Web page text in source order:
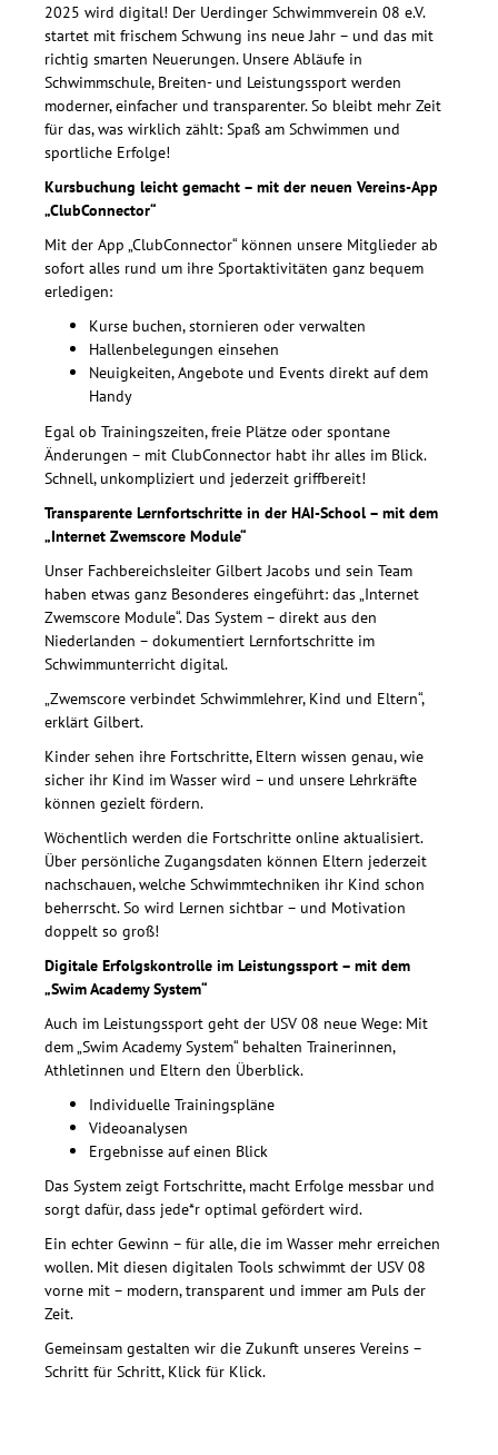
2025 wird digital! Der Uerdinger Schwimmverein 08 e.V.
startet mit frischem Schwung ins neue Jahr – und das mit
richtig smarten Neuerungen. Unsere Abläufe in
Schwimmschule, Breiten- und Leistungssport werden
moderner, einfacher und transparenter. So bleibt mehr Zeit
für das, was wirklich zählt: Spaß am Schwimmen und
sportliche Erfolge!
Kursbuchung leicht gemacht – mit der neuen Vereins-App
„ClubConnector“
Mit der App „ClubConnector“ können unsere Mitglieder ab
sofort alles rund um ihre Sportaktivitäten ganz bequem
erledigen:
Kurse buchen, stornieren oder verwalten
Hallenbelegungen einsehen
Neuigkeiten, Angebote und Events direkt auf dem
Handy
Egal ob Trainingszeiten, freie Plätze oder spontane
Änderungen – mit ClubConnector habt ihr alles im Blick.
Schnell, unkompliziert und jederzeit griffbereit!
Transparente Lernfortschritte in der HAI-School – mit dem
„Internet Zwemscore Module“
Unser Fachbereichsleiter Gilbert Jacobs und sein Team
haben etwas ganz Besonderes eingeführt: das „Internet
Zwemscore Module“. Das System – direkt aus den
Niederlanden – dokumentiert Lernfortschritte im
Schwimmunterricht digital.
„Zwemscore verbindet Schwimmlehrer, Kind und Eltern“,
erklärt Gilbert.
Kinder sehen ihre Fortschritte, Eltern wissen genau, wie
sicher ihr Kind im Wasser wird – und unsere Lehrkräfte
können gezielt fördern.
Wöchentlich werden die Fortschritte online aktualisiert.
Über persönliche Zugangsdaten können Eltern jederzeit
nachschauen, welche Schwimmtechniken ihr Kind schon
beherrscht. So wird Lernen sichtbar – und Motivation
doppelt so groß!
Digitale Erfolgskontrolle im Leistungssport – mit dem
„Swim Academy System“
Auch im Leistungssport geht der USV 08 neue Wege: Mit
dem „Swim Academy System“ behalten Trainerinnen,
Athletinnen und Eltern den Überblick.
Individuelle Trainingspläne
Videoanalysen
Ergebnisse auf einen Blick
Das System zeigt Fortschritte, macht Erfolge messbar und
sorgt dafür, dass jede*r optimal gefördert wird.
Ein echter Gewinn – für alle, die im Wasser mehr erreichen
wollen. Mit diesen digitalen Tools schwimmt der USV 08
vorne mit – modern, transparent und immer am Puls der
Zeit.
Gemeinsam gestalten wir die Zukunft unseres Vereins –
Schritt für Schritt, Klick für Klick.